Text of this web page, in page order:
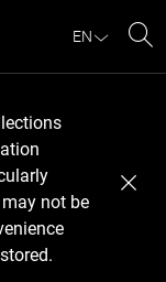
EN
not be